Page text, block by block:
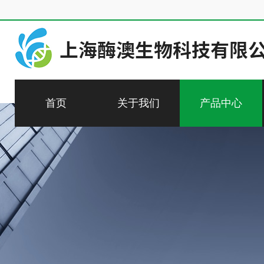
首页 关于我们 产品中心